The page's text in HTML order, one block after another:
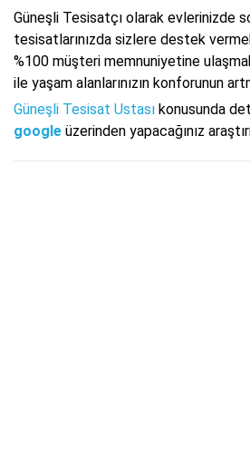
Güneşli Tesisatçı olarak evlerinizde
tesisatlarınızda sizlere destek
%100 müşteri memnuniyetine
ile yaşam alanlarınızın konforunun
Güneşli Tesisat Ustası konusunda
google üzerinden yapacağınız